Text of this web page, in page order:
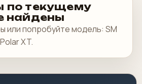
по текущему
найдены
или попробуйте модель: SM
XT.